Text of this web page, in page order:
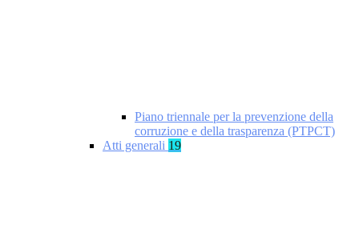
Piano triennale per la prevenzione della
corruzione e della trasparenza (PTPCT)
Atti generali 19